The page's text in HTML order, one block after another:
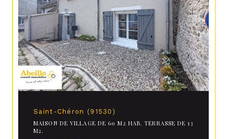
Saint-Chéron (91530)
MAISON DE VILLAGE DE 60 M2 HAB. TERRASSE DE 13
M2.